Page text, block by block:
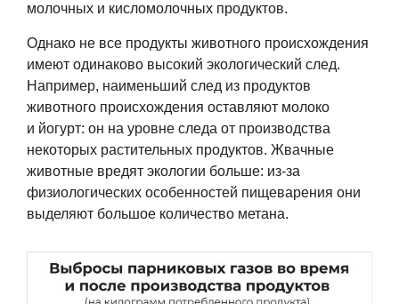
молочных и кисломолочных продуктов.
Однако не все продукты животного происхождения
имеют одинаково высокий экологический след.
Например, наименьший след из продуктов
животного происхождения оставляют молоко
и йогурт: он на уровне следа от производства
некоторых растительных продуктов. Жвачные
животные вредят экологии больше: из-за
физиологических особенностей пищеварения они
выделяют большое количество метана.